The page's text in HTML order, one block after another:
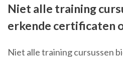
Niet alle training
erkende certificaten
Niet alle training cursussen